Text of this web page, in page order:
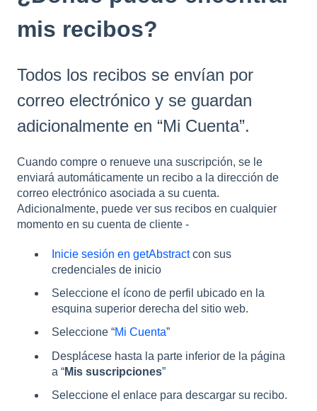
mis recibos?
Todos los recibos se envían por
correo electrónico y se guardan
adicionalmente en “Mi Cuenta”.
Cuando compre o renueve una suscripción, se le
enviará automáticamente un recibo a la dirección de
correo electrónico asociada a su cuenta.
Adicionalmente, puede ver sus recibos en cualquier
momento en su cuenta de cliente -
Inicie sesión en getAbstractcon sus
credenciales de inicio
Seleccione el ícono de perfil ubicado en la
esquina superior derecha del sitio web.
Seleccione “Mi Cuenta”
Desplácese hasta la parte inferior de la página
a “Mis suscripciones”
Seleccione el enlace para descargar su recibo.